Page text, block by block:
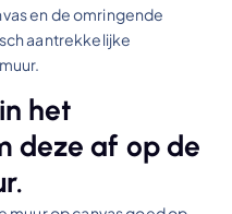
en de omringende
aantrekkelijke
het
deze af op de